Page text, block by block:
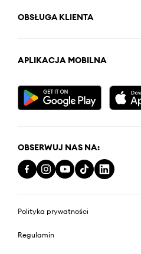
OBSŁUGA KLIENTA
APLIKACJA MOBILNA
OBSERWUJ NAS NA:
Polityka prywatności
Regulamin